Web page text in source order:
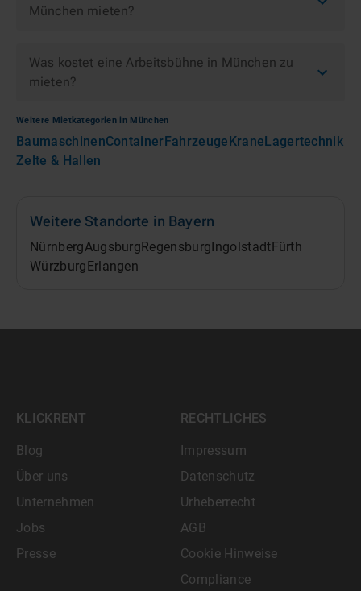
München mieten?
Was kostet eine Arbeitsbühne in München zu
mieten?
Weitere Mietkategorien in München
BaumaschinenContainerFahrzeugeKraneLagertechnik
Zelte & Hallen
Weitere Standorte in Bayern
NürnbergAugsburg Regensburg Ingolstadt Fürth
Würzburg Erlangen
KLICKRENT
Blog
Über uns
Unternehmen
Jobs
Presse
RECHTLICHES
Impressum
Datenschutz
Urheberrecht
AGB
Cookie Hinweise
Compliance